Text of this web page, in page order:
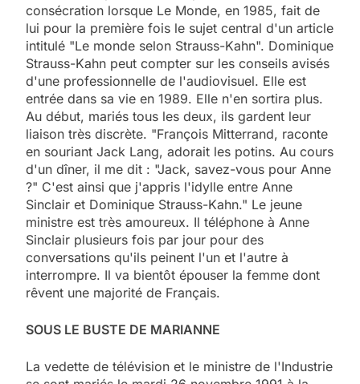
consécration lorsque Le Monde, en 1985, fait de
lui pour la première fois le sujet central d'un article
intitulé "Le monde selon Strauss-Kahn". Dominique
Strauss-Kahn peut compter sur les conseils avisés
d'une professionnelle de l'audiovisuel. Elle est
entrée dans sa vie en 1989. Elle n'en sortira plus.
Au début, mariés tous les deux, ils gardent leur
liaison très discrète. "François Mitterrand, raconte
en souriant Jack Lang, adorait les potins. Au cours
d'un dîner, il me dit : "Jack, savez-vous pour Anne
?" C'est ainsi que j'appris l'idylle entre Anne
Sinclair et Dominique Strauss-Kahn." Le jeune
ministre est très amoureux. Il téléphone à Anne
Sinclair plusieurs fois par jour pour des
conversations qu'ils peinent l'un et l'autre à
interrompre. Il va bientôt épouser la femme dont
rêvent une majorité de Français.
SOUS LE BUSTE DE MARIANNE
La vedette de télévision et le ministre de l'Industrie